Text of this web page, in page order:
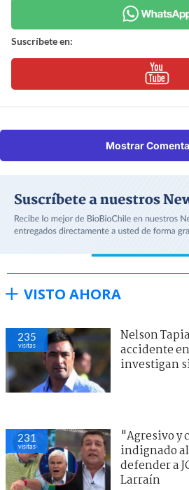
Suscríbete en:
Mostrar
VISTO AHORA
235
visitas
Nelson
accidente
investigan
231
visitas
"Agresivo y
indignado
defender a
Larraín